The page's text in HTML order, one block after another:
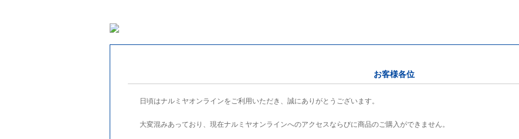
お客様各位
日頃はナルミヤオンラインをご利用いただき、誠にありがとうございます。
大変混みあっており、現在ナルミヤオンラインへのアクセスならびに商品のご購入ができません。